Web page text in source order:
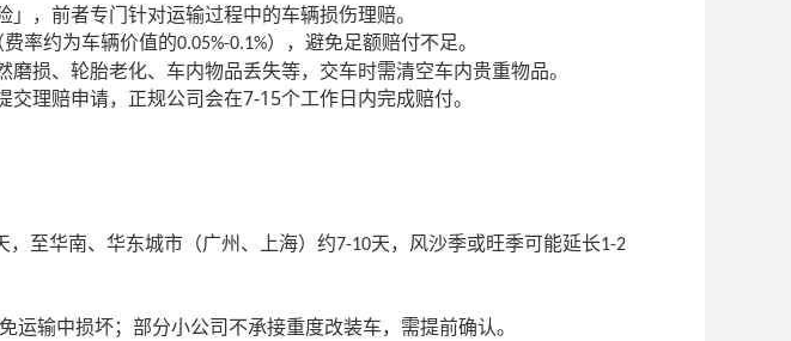
，前者专门针对运输过程中的车辆损伤理赔。
率约为车辆价值的0.05%-0.1%），避免足额赔付不足。
损、轮胎老化、车内物品丢失等，交车时需清空车内贵重物品。
交理赔申请，正规公司会在7-15个工作日内完成赔付。
，至华南、华东城市（广州、上海）约7-10天，风沙季或旺季可能延长1-2
输中损坏；部分小公司不承接重度改装车，需提前确认。